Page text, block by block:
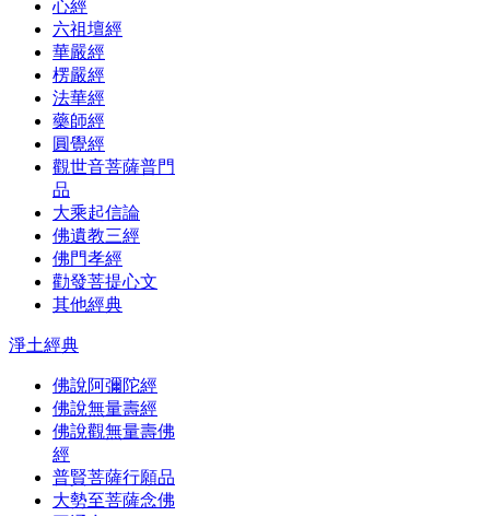
心經
六祖壇經
華嚴經
楞嚴經
法華經
藥師經
圓覺經
觀世音菩薩普門
品
大乘起信論
佛遺教三經
佛門孝經
勸發菩提心文
其他經典
淨土經典
佛說阿彌陀經
佛說無量壽經
佛說觀無量壽佛
經
普賢菩薩行願品
大勢至菩薩念佛